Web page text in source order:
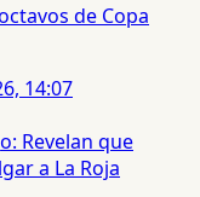
de Copa
14:07